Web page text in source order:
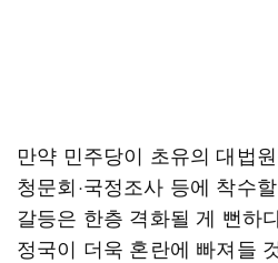
만약 민주당이 초유의 대법
청문회·국정조사 등에 착수
갈등은 한층 격화될 게 뻔하
정국이 더욱 혼란에 빠져들